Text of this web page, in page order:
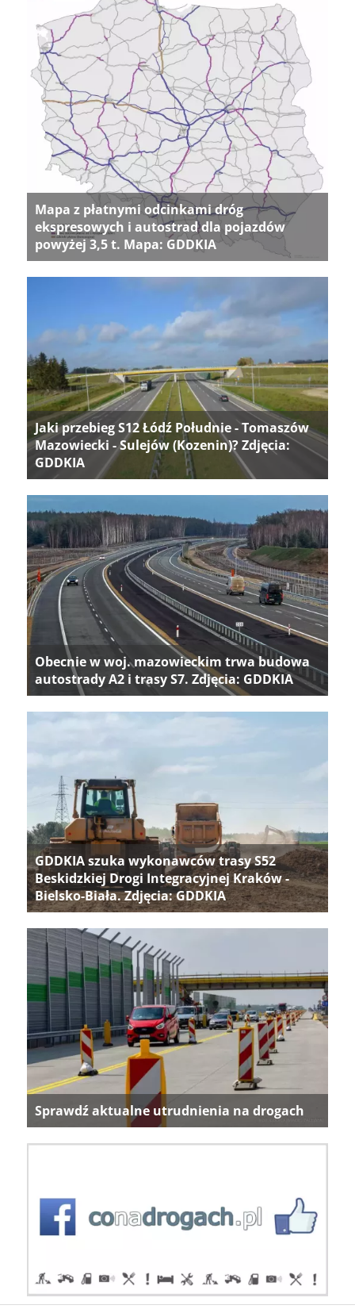
Mapa z płatnymi odcinkami dróg
ekspresowych i autostrad dla pojazdów
powyżej 3,5 t. Mapa: GDDKIA
Jaki przebieg S12 Łódź Południe - Tomaszów
Mazowiecki - Sulejów (Kozenin)? Zdjęcia:
GDDKIA
Obecnie w woj. mazowieckim trwa budowa
autostrady A2 i trasy S7. Zdjęcia: GDDKIA
GDDKIA szuka wykonawców trasy S52
Beskidzkiej Drogi Integracyjnej Kraków -
Bielsko-Biała. Zdjęcia: GDDKIA
Sprawdź aktualne utrudnienia na drogach